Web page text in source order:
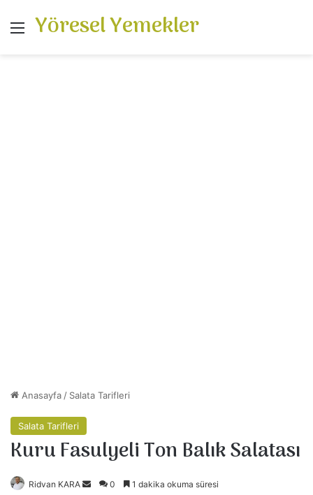
Menü
Yöresel Yemekler
Anasayfa / Salata Tarifleri
Salata Tarifleri
Kuru Fasulyeli Ton Balık Salatası
Ridvan KARA 0 1 dakika okuma süresi